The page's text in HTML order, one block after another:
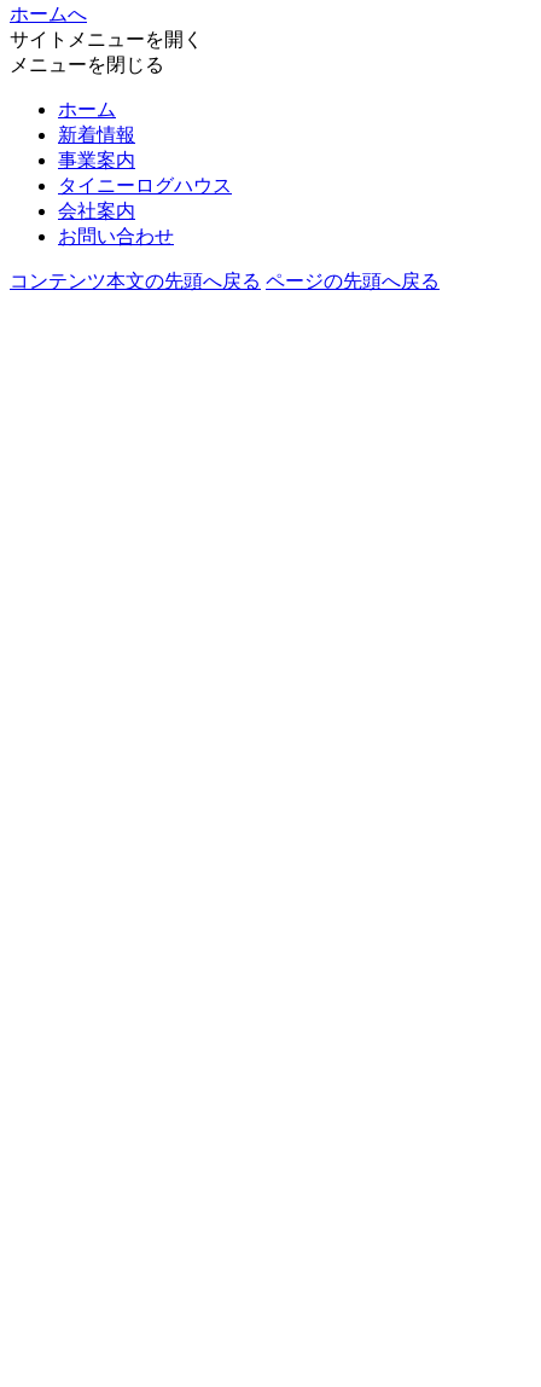
ホームへ
サイトメニューを開く
メニューを閉じる
ホーム
新着情報
事業案内
タイニーログハウス
会社案内
お問い合わせ
コンテンツ本文の先頭へ戻る ページの先頭へ戻る